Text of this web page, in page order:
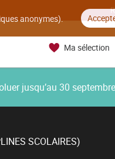
anonymes).
Ma sélection
jusqu’au 30
SCOLAIRES)